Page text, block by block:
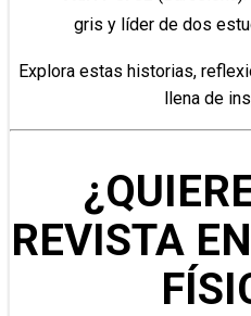
gris y líder de dos
Explora estas historias,
llena de
REVISTA